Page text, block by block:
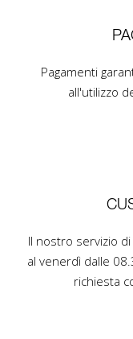
Pagamenti
all'utilizzo
Il nostro servizio
al venerdì dalle
richiesta